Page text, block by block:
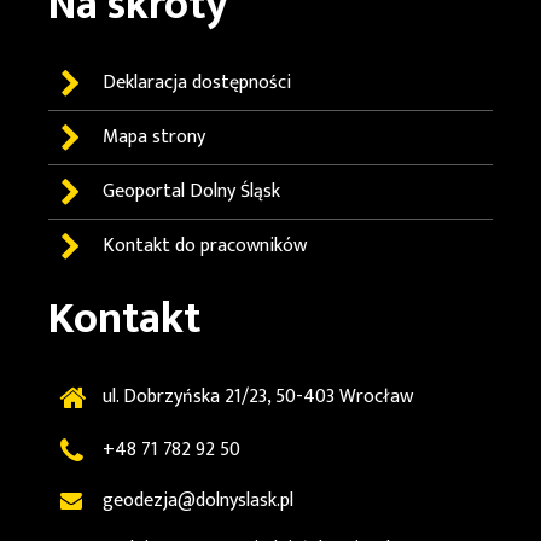
Deklaracja dostępności
Mapa strony
GeoportalDolny Śląsk
Kontakt do pracowników
Kontakt
ul. Dobrzyńska 21/23, 50-403 Wrocław
+48 71 782 92 50
geodezja@dolnyslask.pl